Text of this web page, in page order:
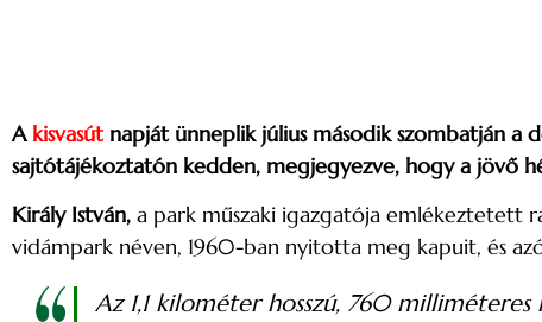
A kisvasútnapját ünneplik július második szombatján a
sajtótájékoztatón kedden, megjegyezve, hogy a jövő
Király István, a park műszaki igazgatója emlékeztetett
vidámpark néven, 1960-ban nyitotta meg kapuit, és
Az 1,1 kilométer hosszú, 760